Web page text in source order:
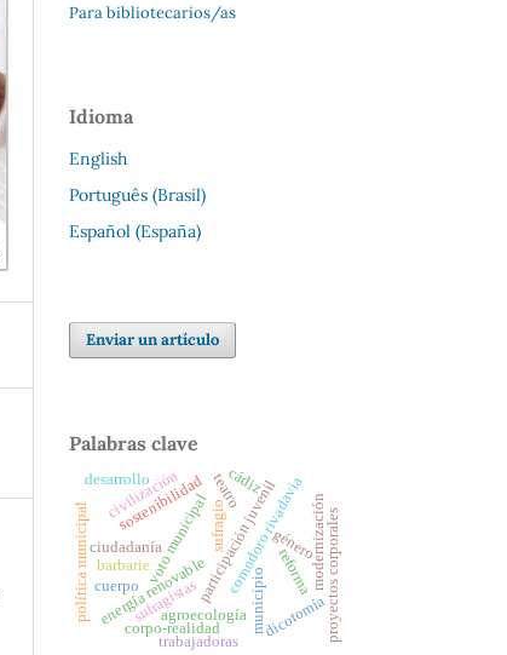
Para bibliotecarios/as
Idioma
English
Português (Brasil)
Español (España)
Enviar un artículo
Palabras clave
voto municipal
sufragistas
comodoro rivadavia
energía renovableparticipación juvenil
sostenibilidad
agroecología
ciudadanía género
municipio reforma
sufragio
civilización
barbarie modernización
dicotomía
corpo-realidad proyectos corporales
cuerpo
política municipal
trabajadoras
teatro
cádiz
desarrollo